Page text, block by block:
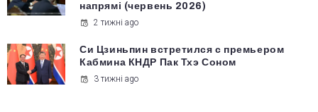
напрямі (червень 2026)
2 тижні ago
Си Цзиньпин встретился с премьером
Кабмина КНДР Пак Тхэ Соном
3 тижні ago